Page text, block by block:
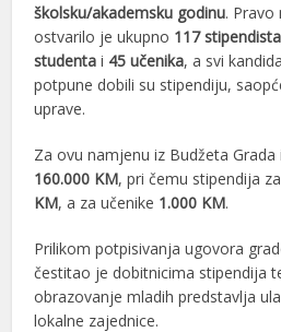
školsku/akademsku godinu. Pravo
ostvarilo je ukupno 117 stipendista
studenta i 45 učenika, a svi
potpune dobili su stipendiju,
uprave.
Za ovu namjenu iz Budžeta
160.000 KM, pri čemu stipendija
KM, a za učenike 1.000 KM.
Prilikom potpisivanja ugovora
čestitao je dobitnicima stipendija
obrazovanje mladih predstavlja
lokalne zajednice.